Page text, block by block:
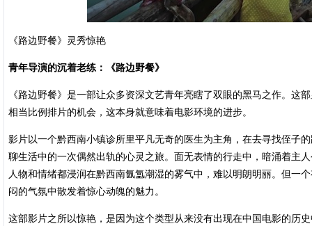
《路边野餐》灵秀惊艳
青年导演的沉着老练：《路边野餐》
《路边野餐》是一部让众多资深文艺青年亮瞎了双眼的黑马之作。这
相当比例排片的机会，这本身就意味着电影环境的进步。
影片以一个黔西南小镇诊所里平凡无奇的医生为主角，在去寻找侄子
聊生活中的一次偶然出轨的心灵之旅。面无表情的行走中，暗涌着主
人物和情绪都浸润在黔西南氤氲潮湿的雾气中，难以明朗明丽。但一
闷的气氛中散发着惊心动魄的魅力。
这部影片之所以惊艳，是因为这个类型从来没有出现在中国电影的历